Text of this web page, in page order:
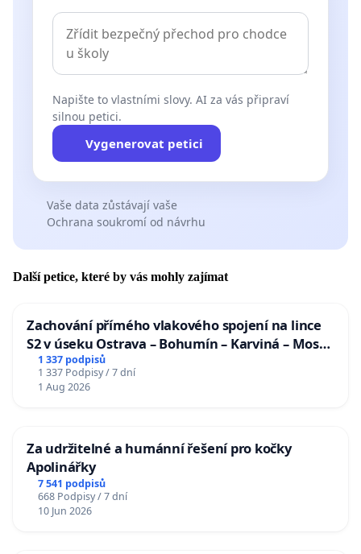
Napište to vlastními slovy. AI za vás připraví
silnou petici.
Vygenerovat petici
Vaše data zůstávají vaše
Ochrana soukromí od návrhu
Další petice, které by vás mohly zajímat
Zachování přímého vlakového spojení na lince
S2 v úseku Ostrava – Bohumín – Karviná – Mosty
u Jablunkova
1 337 podpisů
1 337 Podpisy / 7 dní
1 Aug 2026
Za udržitelné a humánní řešení pro kočky
Apolinářky
7 541 podpisů
668 Podpisy / 7 dní
10 Jun 2026